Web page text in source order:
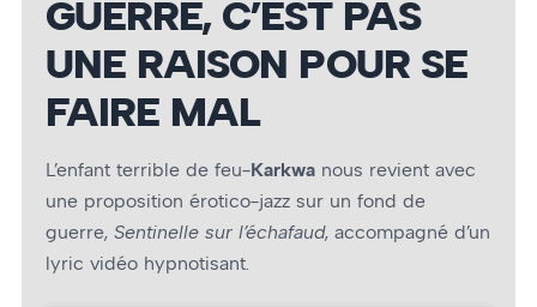
GUERRE, C’EST PAS
UNE RAISON POUR SE
FAIRE MAL
L’enfant terrible de feu-Karkwa nous revient avec
une proposition érotico-jazz sur un fond de
guerre, Sentinelle sur l’échafaud, accompagné d’un
lyric vidéo hypnotisant.